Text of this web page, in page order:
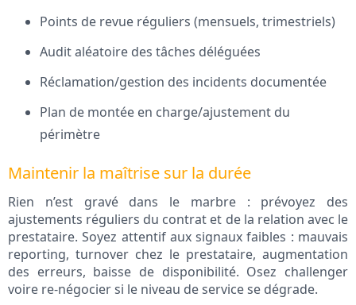
Points de revue réguliers (mensuels, trimestriels)
Audit aléatoire des tâches déléguées
Réclamation/gestion des incidents documentée
Plan de montée en charge/ajustement du
périmètre
Maintenir la maîtrise sur la durée
Rien n’est gravé dans le marbre : prévoyez des
ajustements réguliers du contrat et de la relation avec le
prestataire. Soyez attentif aux signaux faibles : mauvais
reporting, turnover chez le prestataire, augmentation
des erreurs, baisse de disponibilité. Osez challenger
voire re-négocier si le niveau de service se dégrade.